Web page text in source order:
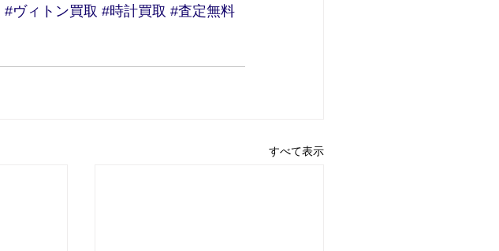
#ヴィトン買取 #時計買取 #査定無料
すべて表示